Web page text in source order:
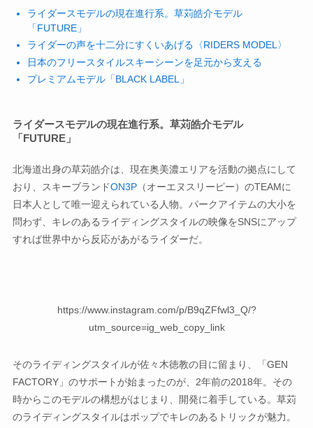
ライダースモデルの現在進行系。草苅皓介モデル
「FUTURE」
ライダーの声を十二分にすくいあげる〈RIDERS MODEL〉
日本のフリースタイルスキーシーンを足元から支える
プレミアムモデル「BLACK LABEL」
ライダースモデルの現在進行系。草苅皓介モデル
「FUTURE」
北海道出身の草苅皓介は、現在奥美濃エリアを活動の拠点にして
おり、スキーブランドON3P（オーエヌスリーピー）のTEAMに
日本人として唯一迎えられている人物。パークアイテムの大小を
問わず、キレのあるライディングスタイルの映像をSNSにアップ
すれば世界中から反応があがるライダーだ。
https://www.instagram.com/p/B9qZFfwl3_Q/?
utm_source=ig_web_copy_link
そのライディングスタイルが佐々木徳教の目に留まり、「GEN
FACTORY」のサポートが始まったのが、2年前の2018年。その
時からこのモデルの構想がはじまり、開発に着手している。草苅
のライディングスタイルはポップでキレのあるトリックが魅力。